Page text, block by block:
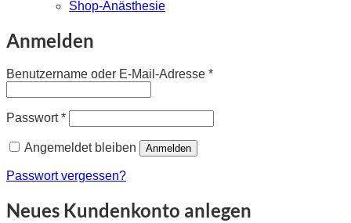
Shop-Anästhesie
Anmelden
Benutzername oder E-Mail-Adresse *Erforderlich
Passwort*Erforderlich
Angemeldet bleiben Anmelden
Passwort vergessen?
Neues Kundenkonto anlegen